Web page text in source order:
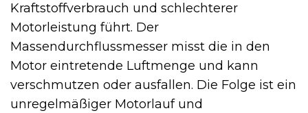
Kraftstoffverbrauch und schlechterer
Motorleistung führt. Der
Massendurchflussmesser misst die in den
Motor eintretende Luftmenge und kann
verschmutzen oder ausfallen. Die Folge ist ein
unregelmäßiger Motorlauf und